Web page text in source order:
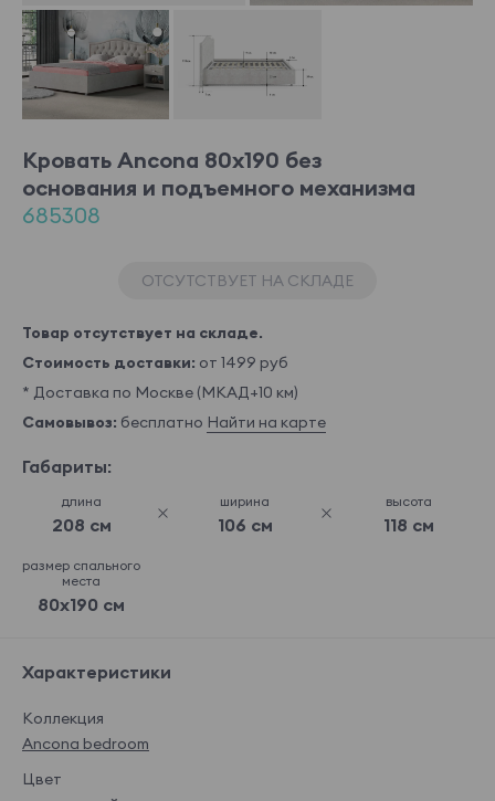
Кровать Ancona 80x190 без
основания и подъемного механизма
685308
ОТСУТСТВУЕТ НА СКЛАДЕ
Товар отсутствует на складе.
Стоимость доставки: от 1499 руб
* Доставка по Москве (МКАД+10 км)
Самовывоз: бесплатно Найти на карте
Габариты:
длина
208 см
ширина
106 см
высота
118 см
размер спального
места
80x190 см
Характеристики
Коллекция
Ancona bedroom
Цвет